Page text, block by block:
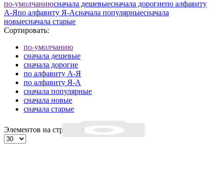
по-умолчаниюcначала дешевыеcначала дорогиепо алфавиту
А-Япо алфавиту Я-Аcначала популярныеcначала
новыеcначала старые
Сортировать:
по-умолчанию
cначала дешевые
cначала дорогие
по алфавиту А-Я
по алфавиту Я-А
cначала популярные
cначала новые
cначала старые
Элементов на страницу